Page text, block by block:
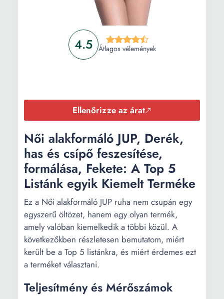
4.5 Átlagos vélemények
Ellenőrizze az árat
Női alakformáló JUP, Derék,
has és csípő feszesítése,
formálása, Fekete: A Top 5
Listánk egyik Kiemelt Terméke
Ez a Női alakformáló JUP ruha nem csupán egy
egyszerű öltözet, hanem egy olyan termék,
amely valóban kiemelkedik a többi közül. A
következőkben részletesen bemutatom, miért
került be a Top 5 listánkra, és miért érdemes ezt
a terméket választani.
Teljesítmény és Mérőszámok